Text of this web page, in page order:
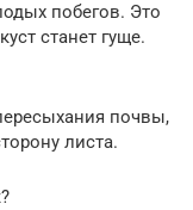
побегов. Это
станет гуще.
почвы,
листа.